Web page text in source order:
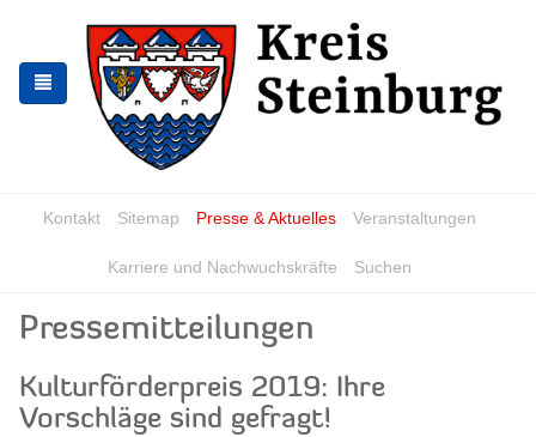
springen
springen
Kontakt Sitemap Presse & Aktuelles Veranstaltungen
Karriere und Nachwuchskräfte Suchen
Pressemitteilungen
Kulturförderpreis 2019: Ihre
Vorschläge sind gefragt!